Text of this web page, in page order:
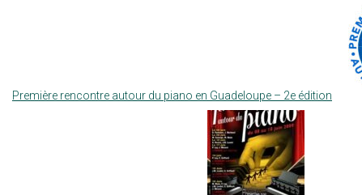
Première rencontre autour du piano en Guadeloupe – 2e édition